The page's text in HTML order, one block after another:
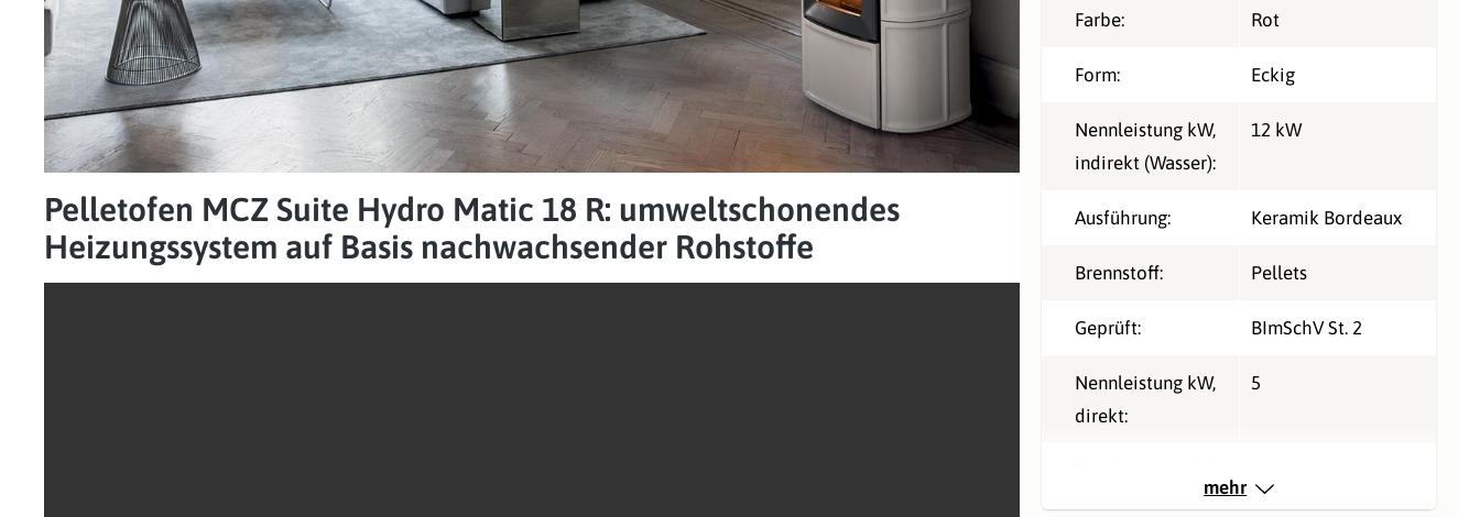
Pelletofen MCZ Suite Hydro Matic 18 R: umweltschonendes
Heizungssystem auf Basis nachwachsender Rohstoffe
Farbe: Rot
Form: Eckig
Nennleistung kW,
indirekt (Wasser):
12 kW
Ausführung: Keramik Bordeaux
Brennstoff: Pellets
Geprüft: BImSchV St. 2
Nennleistung kW,
direkt:
5
mehr